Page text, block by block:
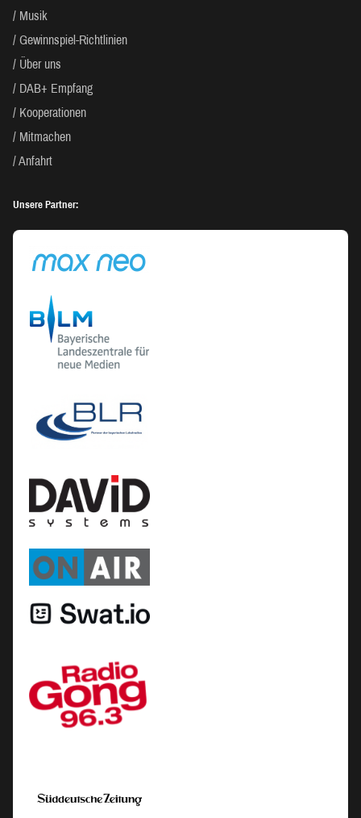
Musik
Gewinnspiel-Richtlinien
Über uns
DAB+ Empfang
Kooperationen
Mitmachen
Anfahrt
Unsere Partner: